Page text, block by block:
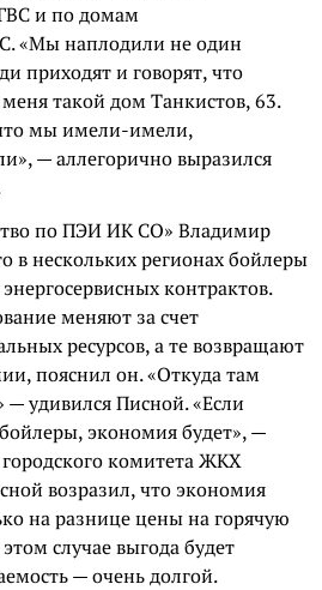
и по домам
«Мы наплодили не один
приходят и говорят, что
такой дом Танкистов, 63.
мы имели-имели,
— аллегорично выразился
по ПЭИ ИК СО» Владимир
в нескольких регионах бойлеры
контрактов.
меняют за счет
ресурсов, а те возвращают
пояснил он. «Откуда там
— удивился Писной. «Если
экономия будет», —
городского комитета ЖКХ
возразил, что экономия
на разнице цены на горячую
случае выгода будет
— очень долгой.